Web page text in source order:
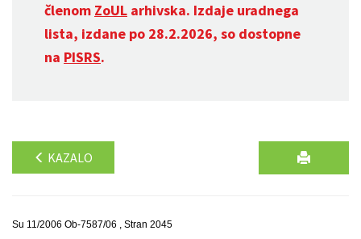
členom ZoUL arhivska. Izdaje uradnega
lista, izdane po 28.2.2026, so dostopne
na PISRS.
KAZALO
Su 11/2006 Ob-7587/06 , Stran 2045